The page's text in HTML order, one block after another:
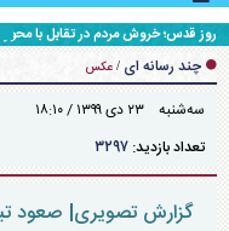
روز قدس؛ خروش مردم در تقابل با محور
چند رسانه ای / عکس
سه‌شنبه ۲۳ دی ۱۳۹۹ / ۱۸:۱۰
تعداد بازدید: ۳۲۹۷
گزارش تصویری| صعود